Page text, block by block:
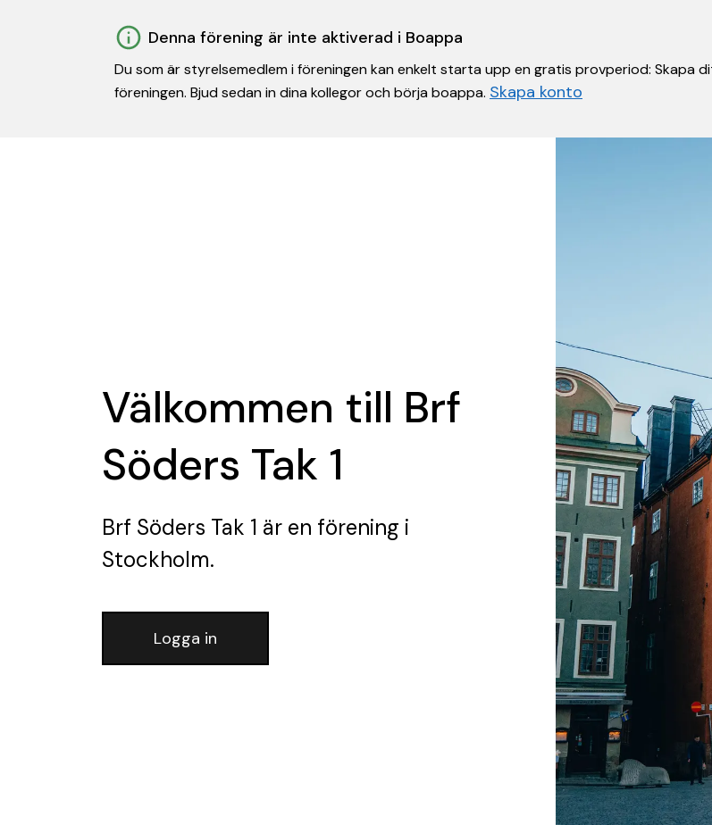
Denna förening är inte aktiverad i Boappa
Du som är styrelsemedlem i föreningen kan enkelt starta upp en gratis provperiod: Skapa
föreningen. Bjud sedan in dina kollegor och börja boappa. Skapa konto
Välkommen till Brf
Söders Tak 1
Brf Söders Tak 1 är en förening i
Stockholm.
Logga in